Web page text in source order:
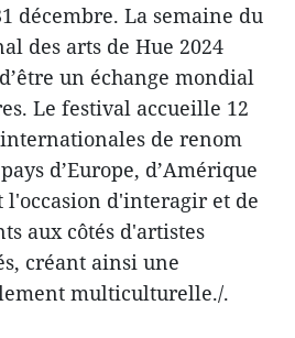
décembre. La semaine du
des arts de Hue 2024
un échange mondial
Le festival accueille 12
de renom
d’Europe, d’Amérique
l'occasion d'interagir et de
aux côtés d'artistes
créant ainsi une
multiculturelle./.